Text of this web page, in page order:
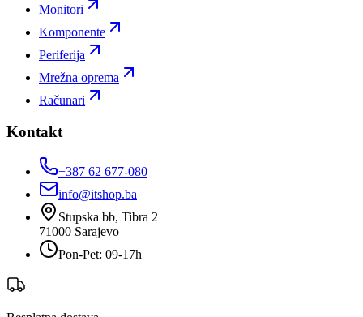
Monitori
Komponente
Periferija
Mrežna oprema
Računari
Kontakt
+387 62 677-080
info@itshop.ba
Stupska bb, Tibra 2
71000 Sarajevo
Pon-Pet: 09-17h